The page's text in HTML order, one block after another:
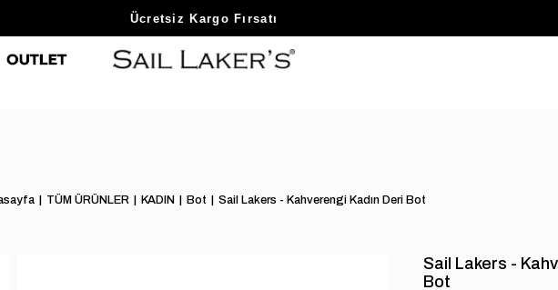
Sezon Sonu Fırsatlarını Keşfet
Ücretsiz Kargo Fırsatı
TÜM ÜRÜNLER KADIN Bot Sail Lakers - Kahverengi Kadın Deri Bot
Sail Lakers -
Bot